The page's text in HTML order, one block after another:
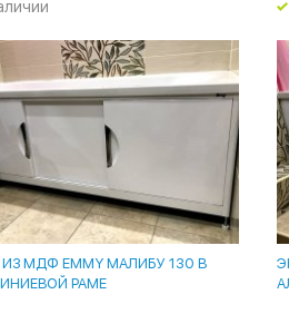
МДФ EMMY МАЛИБУ 130 В
РАМЕ